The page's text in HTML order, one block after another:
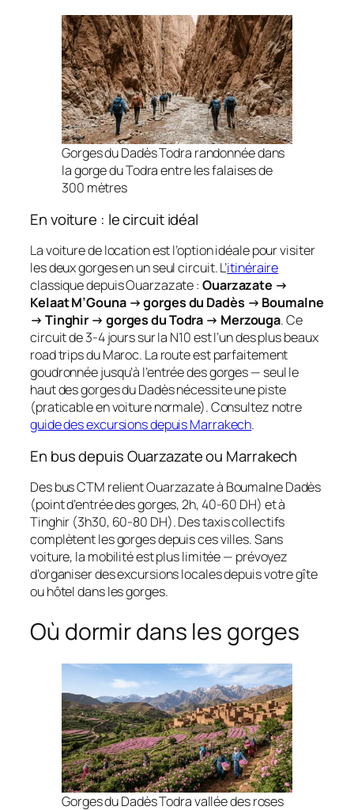
Gorges du Dadès Todra randonnée dans
la gorge du Todra entre les falaises de
300 mètres
En voiture : le circuit idéal
La voiture de location est l’option idéale pour visiter
les deux gorges en un seul circuit. L’itinéraire
classique depuis Ouarzazate : Ouarzazate →
Kelaat M’Gouna → gorges du Dadès → Boumalne
→ Tinghir → gorges du Todra → Merzouga. Ce
circuit de 3-4 jours sur la N10 est l’un des plus beaux
road trips du Maroc. La route est parfaitement
goudronnée jusqu’à l’entrée des gorges — seul le
haut des gorges du Dadès nécessite une piste
(praticable en voiture normale). Consultez notre
guide des excursions depuis Marrakech.
En bus depuis Ouarzazate ou Marrakech
Des bus CTM relient Ouarzazate à Boumalne Dadès
(point d’entrée des gorges, 2h, 40-60 DH) et à
Tinghir (3h30, 60-80 DH). Des taxis collectifs
complètent les gorges depuis ces villes. Sans
voiture, la mobilité est plus limitée — prévoyez
d’organiser des excursions locales depuis votre gîte
ou hôtel dans les gorges.
Où dormir dans les gorges
Gorges du Dadès Todra vallée des roses